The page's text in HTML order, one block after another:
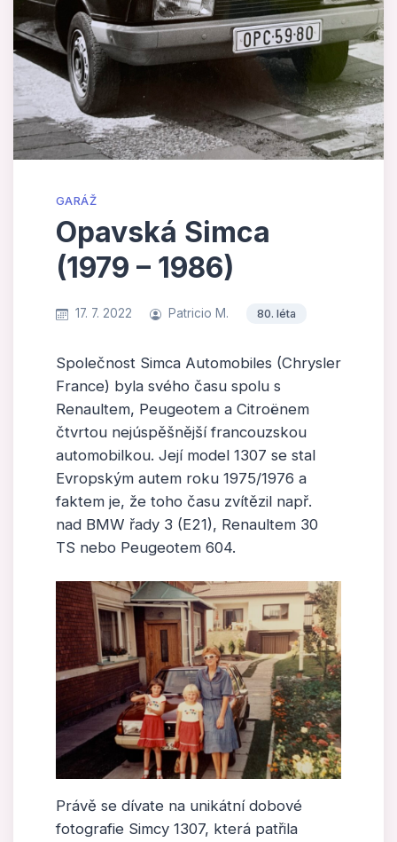
GARÁŽ
Opavská Simca
(1979 – 1986)
17. 7. 2022 Patricio M. 80. léta
Společnost Simca Automobiles (Chrysler
France) byla svého času spolu s
Renaultem, Peugeotem a Citroënem
čtvrtou nejúspěšnější francouzskou
automobilkou. Její model 1307 se stal
Evropským autem roku 1975/1976 a
faktem je, že toho času zvítězil např.
nad BMW řady 3 (E21), Renaultem 30
TS nebo Peugeotem 604.
Právě se dívate na unikátní dobové
fotografie Simcy 1307, která patřila